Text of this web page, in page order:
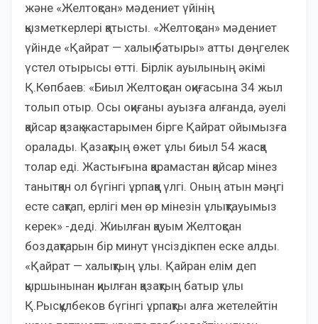
және «Желтоқсан» мәдениет үйінің
қызметкерлері қатысты. «Желтоқсан» мәдениет
үйінде «Қайрат — халық батыры» атты дөңгелек
үстел отырысы өтті. Бірлік ауылының әкімі
Қ.Көпбаев: «Биыл Желтоқсан оқиғасына 34 жыл
толып отыр. Осы оқиғаны ауызға алғанда, әуелі
қайсар қазақ жастарымен бірге Қайрат ойымызға
оралады. Қазақтың өжет ұлы биыл 54 жасқа
толар еді. Жастығына қарамастан қайсар мінез
танытқан ол бүгінгі ұрпаққа үлгі. Оның атын мәңгі
есте сақтап, ерлігі мен өр мінезін ұлықтауымыз
керек» -деді. Жиылған қауым Желтоқсан
боздақтарын бір минут үнсіздікпен еске алды.
«Қайрат — халықтың ұлы. Қайран елім деп
қыршынынан қиылған қазақтың батыр ұлы
Қ.Рысқұлбеков бүгінгі ұрпақты алға жетелейтін